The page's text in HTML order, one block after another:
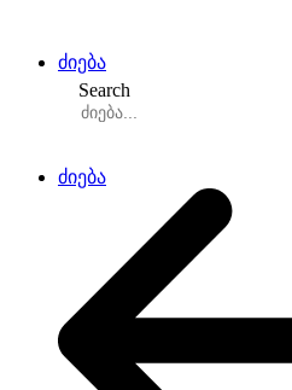
contentძიება
Search
ძიება